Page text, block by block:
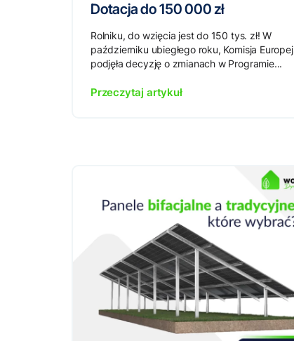
Dotacja do 150 000 zł
Rolniku, do wzięcia jest do 150 tys. zł! W
październiku ubiegłego roku, Komisja
podjęła decyzję o zmianach w Programie...
Przeczytaj artykuł